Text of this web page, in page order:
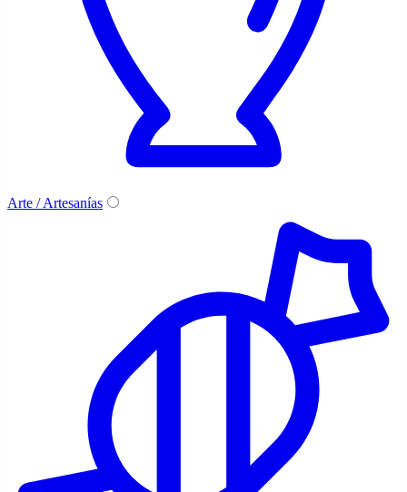
Arte / Artesanías